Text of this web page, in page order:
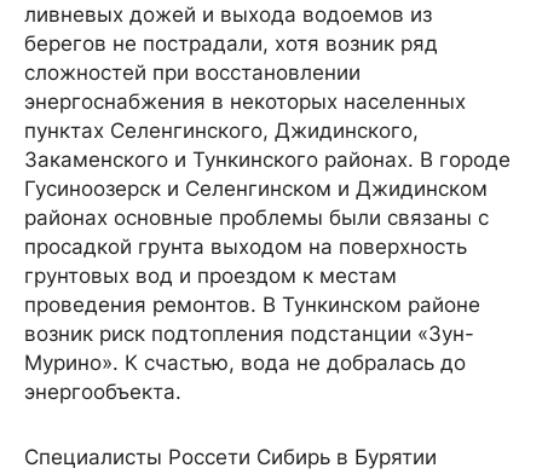
ливневых дожей и выхода водоемов из
берегов не пострадали, хотя возник ряд
сложностей при восстановлении
энергоснабжения в некоторых населенных
пунктах Селенгинского, Джидинского,
Закаменского и Тункинского районах. В городе
Гусиноозерск и Селенгинском и Джидинском
районах основные проблемы были связаны с
просадкой грунта выходом на поверхность
грунтовых вод и проездом к местам
проведения ремонтов. В Тункинском районе
возник риск подтопления подстанции «Зун-
Мурино». К счастью, вода не добралась до
энергообъекта.
Специалисты Россети Сибирь в Бурятии